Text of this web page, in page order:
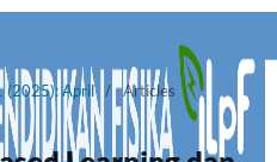
(2025): April / Articles